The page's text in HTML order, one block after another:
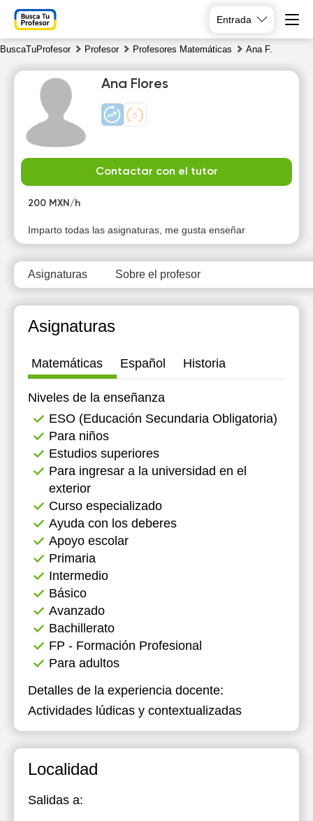
Entrada
BuscaTuProfesor Profesor Profesores Matemáticas Ana F.
Ana Flores
Contactar con el tutor
200 MXN/h
Imparto todas las asignaturas, me gusta enseñar
Asignaturas Sobre el profesor
Asignaturas
Matemáticas Español Historia
Niveles de la enseñanza
ESO (Educación Secundaria Obligatoria)
Para niños
Estudios superiores
Para ingresar a la universidad en el
exterior
Curso especializado
Ayuda con los deberes
Apoyo escolar
Primaria
Intermedio
Básico
Avanzado
Bachillerato
FP - Formación Profesional
Para adultos
Detalles de la experiencia docente:
Actividades lúdicas y contextualizadas
Localidad
Salidas a:
8
Su
9
Mo
10
11